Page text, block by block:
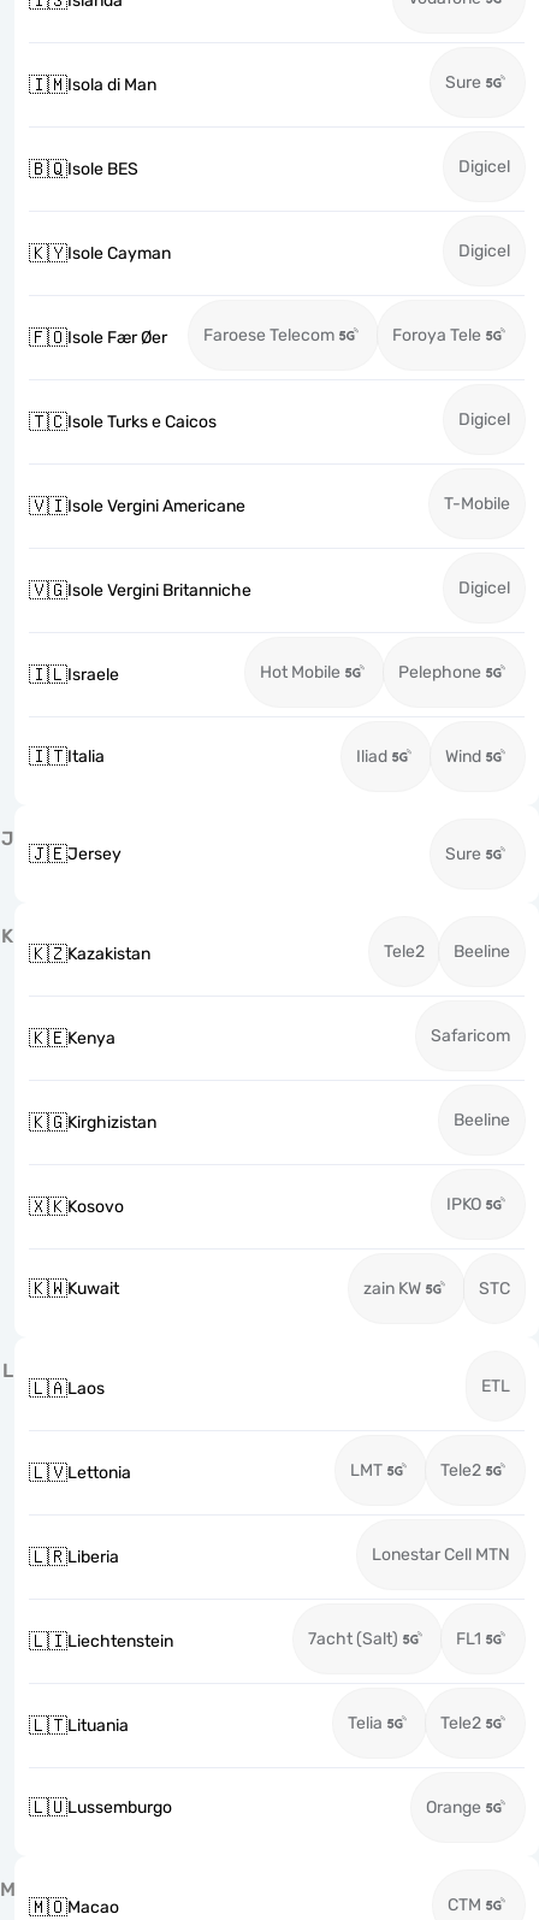
🇮🇲Isola di Man Sure
🇧🇶Isole BES Digicel
🇰🇾Isole Cayman Digicel
🇫🇴Isole Fær Øer Faroese Telecom Foroya Tele
🇹🇨Isole Turks e Caicos Digicel
🇻🇮Isole Vergini Americane T-Mobile
🇻🇬Isole Vergini Britanniche Digicel
🇮🇱Israele Hot Mobile Pelephone
🇮🇹Italia Iliad Wind
J
🇯🇪Jersey Sure
K
🇰🇿Kazakistan Tele2 Beeline
🇰🇪Kenya Safaricom
🇰🇬Kirghizistan Beeline
🇽🇰Kosovo IPKO
🇰🇼Kuwait zain KW STC
L
🇱🇦Laos ETL
🇱🇻Lettonia LMT Tele2
🇱🇷Liberia Lonestar Cell MTN
🇱🇮Liechtenstein 7acht (Salt) FL1
🇱🇹Lituania Telia Tele2
🇱🇺Lussemburgo Orange
M
🇲🇴Macao CTM